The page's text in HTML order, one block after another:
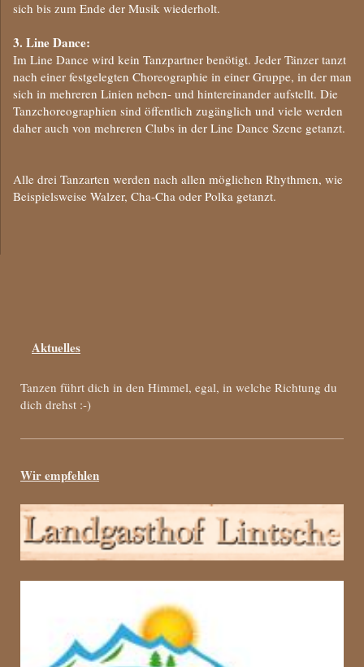
sich bis zum Ende der Musik wiederholt.
3. Line Dance:
Im Line Dance wird kein Tanzpartner benötigt. Jeder Tänzer tanzt
nach einer festgelegten Choreographie in einer Gruppe, in der man
sich in mehreren Linien neben- und hintereinander aufstellt. Die
Tanzchoreographien sind öffentlich zugänglich und viele werden
daher auch von mehreren Clubs in der Line Dance Szene getanzt.
Alle drei Tanzarten werden nach allen möglichen Rhythmen, wie
Beispielsweise Walzer, Cha-Cha oder Polka getanzt.
Aktuelles
Tanzen führt dich in den Himmel, egal, in welche Richtung du
dich drehst :-)
Wir empfehlen